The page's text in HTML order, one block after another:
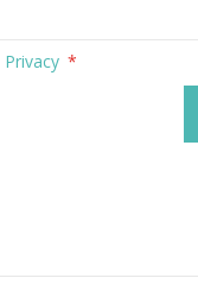
Privacy